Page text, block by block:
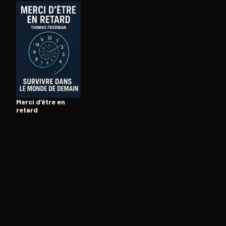
Ouvre l'app Appareil photo, pointe sur le code. C'est
Merci d’être en
retard